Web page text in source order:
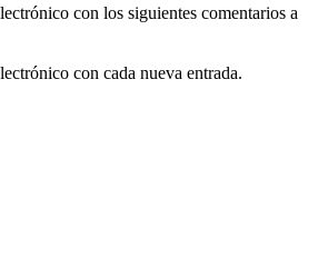
con los siguientes comentarios a
con cada nueva entrada.